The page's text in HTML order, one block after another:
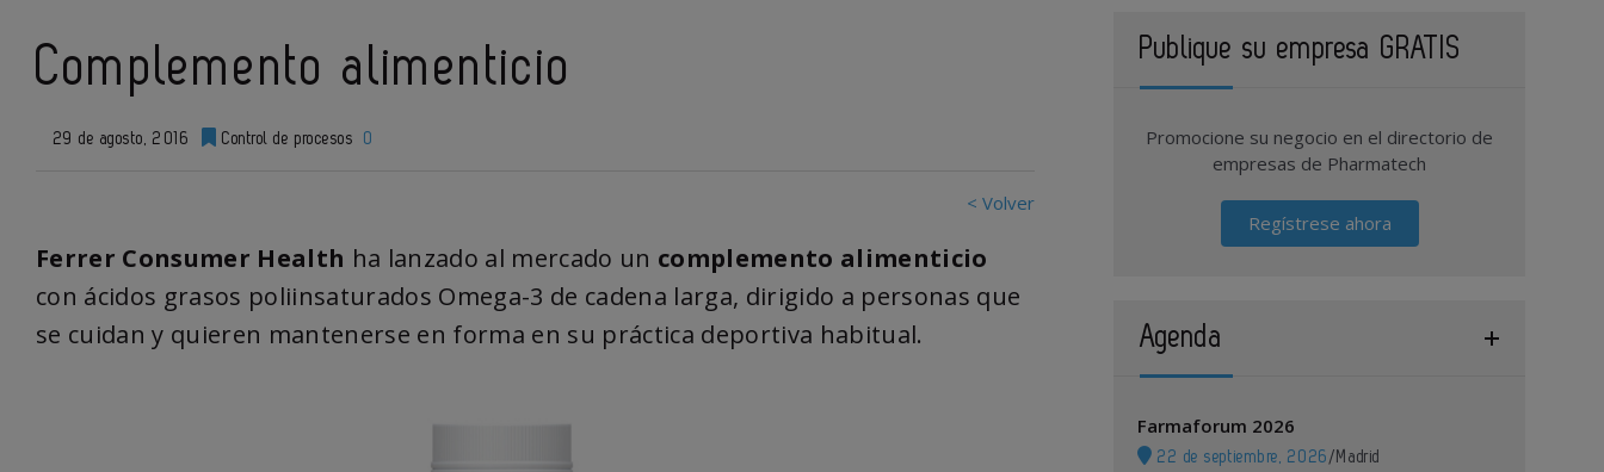
Complemento alimenticio
29 de agosto, 2016 Control de procesos 0
< Volver
Ferrer Consumer Health ha lanzado al mercado un complemento alimenticio
con ácidos grasos poliinsaturados Omega-3 de cadena larga, dirigido a personas que
se cuidan y quieren mantenerse en forma en su práctica deportiva habitual.
Publique su empresa GRATIS
Promocione su negocio en el directorio de
empresas de Pharmatech
Regístrese ahora
Agenda
Farmaforum 2026
22 de septiembre, 2026 / Madrid